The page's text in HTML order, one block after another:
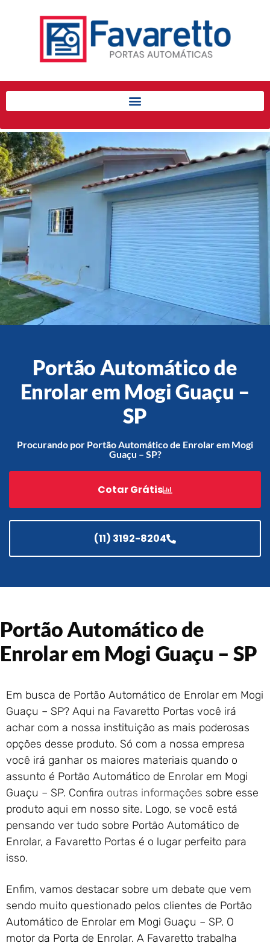
Início
Produtos
Porta de Enrolar Automática
Automatizadores
Acessórios Para Portas de
Enrolar
Pintura eletrostática
Portfólio
Contato
Acessórios
Portão de Garagem de
Enrolar em Teresópolis – RJ
Enrolar em São Pedro da
Aldeia – RJ
Enrolar em São João de
Portão de Garagem de
Enrolar em São Gonçalo – RJ
Portão de Garagem de
Enrolar em Petrópolis – RJ
Portão de Garagem de
Enrolar em Paraty – RJ
Enrolar em Nova Iguaçu – RJ
Portão de Garagem de
Enrolar em Nova Friburgo –
RJ
Portão Automático de
Enrolar em Mogi Guaçu –
SP
Procurando por Portão Automático de Enrolar em Mogi
Guaçu – SP?
Cotar Grátis
(11) 3192-8204
Portão Automático de
Enrolar em Mogi Guaçu – SP
Em busca de Portão Automático de Enrolar em Mogi
Guaçu – SP? Aqui na Favaretto Portas você irá
achar com a nossa instituição as mais poderosas
opções desse produto. Só com a nossa empresa
você irá ganhar os maiores materiais quando o
assunto é Portão Automático de Enrolar em Mogi
Guaçu – SP. Confira outras informações sobre esse
produto aqui em nosso site. Logo, se você está
pensando ver tudo sobre Portão Automático de
Enrolar, a Favaretto Portas é o lugar perfeito para
isso.
Enfim, vamos destacar sobre um debate que vem
sendo muito questionado pelos clientes de Portão
Automático de Enrolar em Mogi Guaçu – SP. O
motor da Porta de Enrolar. A Favaretto trabalha